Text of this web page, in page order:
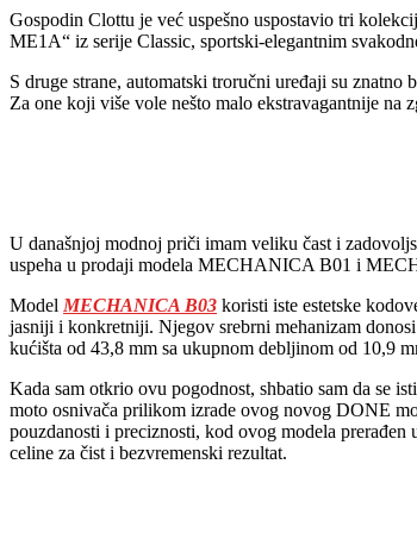
Gospodin Clottu je već uspešno uspostavio tri
ME1A“ iz serije Classic, sportski-elegantnim
S druge strane, automatski troručni uređaji su
Za one koji više vole nešto malo ekstravagantnije
U današnjoj modnoj priči imam veliku čast i
uspeha u prodaji modela MECHANICA B01 i
Model MECHANICA B03 koristi iste estetske
jasniji i konkretniji. Njegov srebrni mehanizam
kućišta od 43,8 mm sa ukupnom debljinom od 10,9
Kada sam otkrio ovu pogodnost, shbatio sam da se
moto osnivača prilikom izrade ovog novog DONE
pouzdanosti i preciznosti, kod ovog modela prerađen
celine za čist i bezvremenski rezultat.